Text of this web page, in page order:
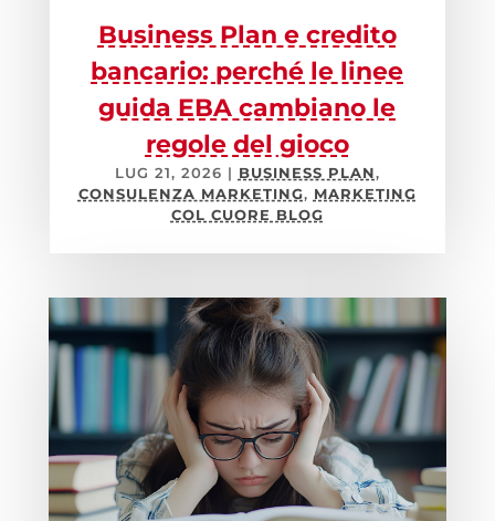
Business Plan e credito
bancario: perché le linee
guida EBA cambiano le
regole del gioco
LUG 21, 2026 | BUSINESS PLAN,
CONSULENZA MARKETING, MARKETING
COL CUORE BLOG